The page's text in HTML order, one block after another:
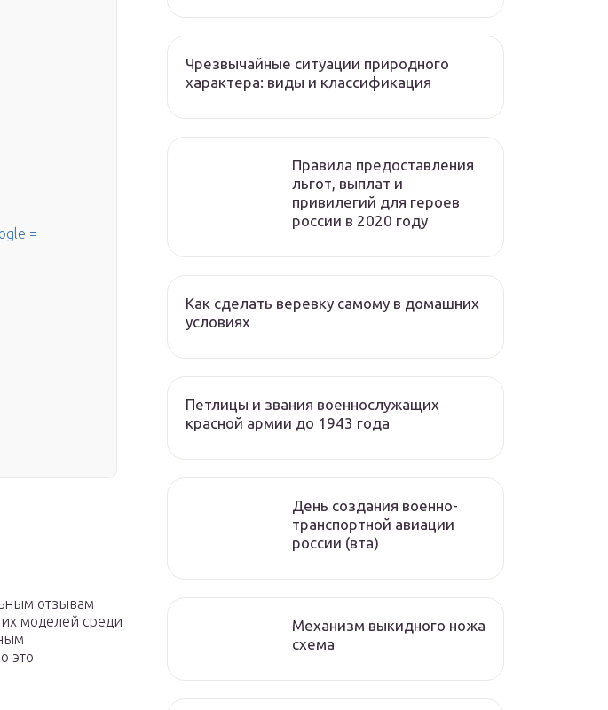
=
отзывам
моделей среди
это
Чрезвычайные ситуации природного
характера: виды и классификация
Правила предоставления
льгот, выплат и
привилегий для героев
россии в 2020 году
Как сделать веревку самому в домашних
условиях
Петлицы и звания военнослужащих
красной армии до 1943 года
День создания военно-
транспортной авиации
россии (вта)
Механизм выкидного ножа
схема